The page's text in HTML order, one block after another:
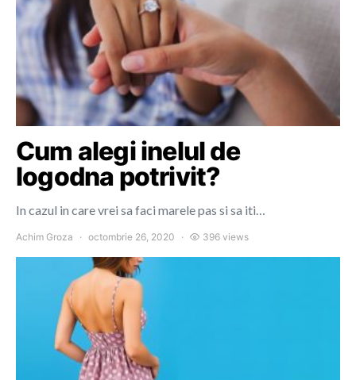
Cum alegi inelul de
logodna potrivit?
In cazul in care vrei sa faci marele pas si sa iti…
Achim Groza octombrie 26, 2020 396 views